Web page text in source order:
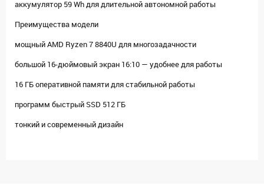
аккумулятор 59 Wh для длительной автономной работы
Преимущества модели
мощный AMD Ryzen 7 8840U для многозадачности
большой 16-дюймовый экран 16:10 — удобнее для работы
16 ГБ оперативной памяти для стабильной работы
программ быстрый SSD 512 ГБ
тонкий и современный дизайн